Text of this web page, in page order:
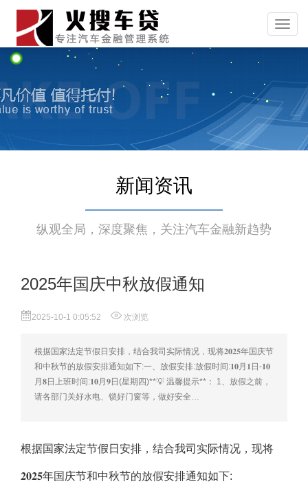
新闻资讯
纵观全局，深度聚焦，关注汽车金融新趋势
2025年国庆中秋放假通知
2025-10-1 0:05:52 次浏览
根据国家法定节假日安排，结合我司实际情况，现将𝟐𝟎𝟐𝟓年国庆节
和中秋节的放假安排通知如下:一、放假安排:放假时间:𝟏𝟎月𝟏日-𝟏𝟎
月𝟖日上班时间:𝟏𝟎月𝟗日(星期四)**💡 温馨提示**： 1、放假之前，
请各部门关好水电、锁好门窗等，做好安全…
根据国家法定节假日安排，结合我司实际情况，现将
𝟐𝟎𝟐𝟓年国庆节和中秋节的放假安排通知如下: